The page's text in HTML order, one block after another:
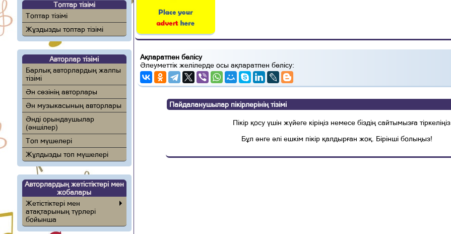
Топтар тізімі
Топтар тізімі
Жұздызды топтар тізімі
Авторлар тізімі
Барлық авторлардың жалпы
тізімі
Ән сөзінің авторлары
Ән музыкасының авторлары
Әнді орындаушылар
(әншілер)
Топ мүшелері
Жұлдызды топ мүшелері
Авторлардың жетістіктері мен
жобалары
Жетістіктері мен
атақтарының түрлері
бойынша
Ақпаратпен бөлісу
Әлеуметтік желілерде осы ақпаратпен бөлісу:
Пайдаланушылар пікірлерінің тізімі
Пікір қосу үшін жүйеге кіріңіз немесе біздің сайтымызға тіркеліңіз
Бұл әнге әлі ешкім пікір қалдырған жоқ. Бірінші болыңыз!